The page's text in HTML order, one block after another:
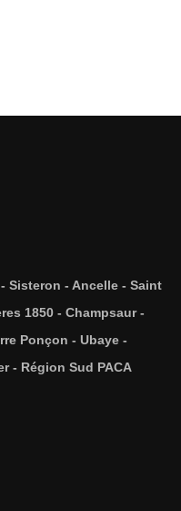
Sisteron - Ancelle - Saint
1850 - Champsaur -
Ponçon - Ubaye -
- Région Sud PACA